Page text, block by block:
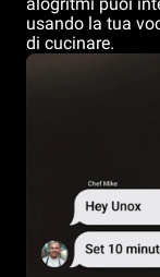
usando la tua
di cucinare.